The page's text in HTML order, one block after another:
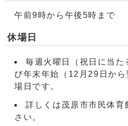
午前9時から午後5時まで
休場日
毎週火曜日（祝日に当た
び年末年始（12月29日か
場日です。
詳しくは茂原市市民体育
さい。